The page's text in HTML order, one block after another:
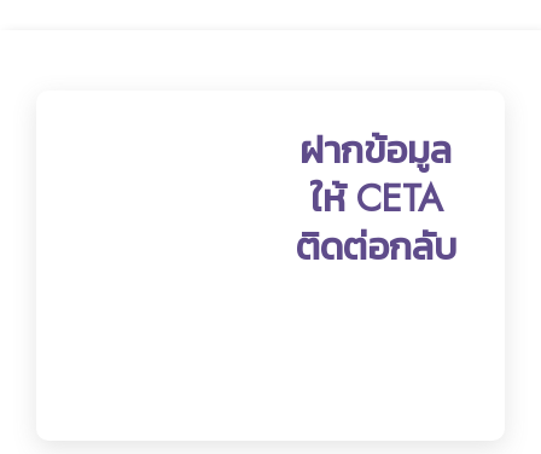
ฝากข้อมูล
ให้ CETA
ติดต่อกลับ